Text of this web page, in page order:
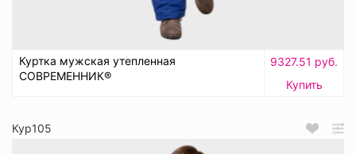
Куртка мужская утепленная
СОВРЕМЕННИК®
9327.51 руб.
Купить
Кур105